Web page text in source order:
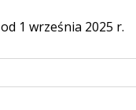
od 1 września 2025 r.